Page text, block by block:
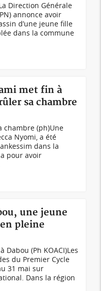
Direction Générale
annonce avoir
d’une jeune fille
dans la commune
met fin à
sa chambre
chambre (ph)Une
Nyomi, a été
dans la
pour avoir
une jeune
pleine
Dabou (Ph KOACI)Les
du Premier Cycle
31 mai sur
Dans la région